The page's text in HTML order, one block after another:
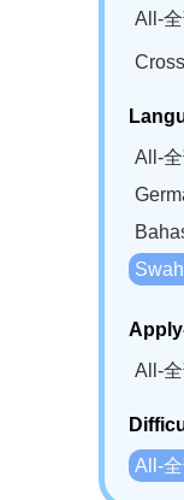
All-
All-
All-
All-